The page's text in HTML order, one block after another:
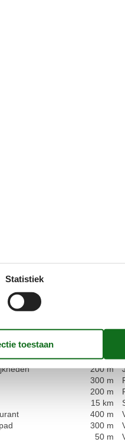
water/bad
50 m
200 m
300 m
200 m
15 km
400 m
300 m
50 m
Statistiek